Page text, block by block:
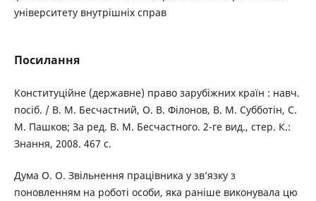
університету внутрішніх справ
Посилання
Конституційне (державне) право зарубіжних країн : навч.
посіб. / В. М. Бесчастний, О. В. Філонов, В. М. Субботін, С.
М. Пашков; За ред. В. М. Бесчастного. 2-ге вид., стер. К.:
Знання, 2008. 467 с.
Дума О. О. Звільнення працівника у зв’язку з
поновленням на роботі особи, яка раніше виконувала цю